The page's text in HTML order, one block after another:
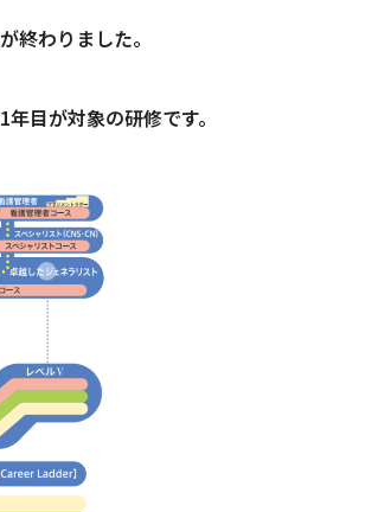
終わりました。
目が対象の研修です。